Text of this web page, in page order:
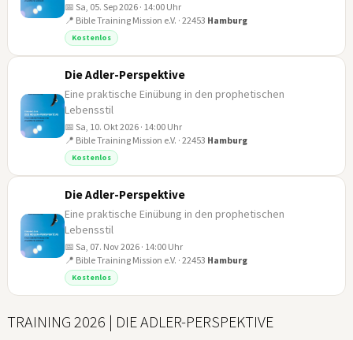
📅 Sa, 05. Sep 2026 · 14:00 Uhr
📍 Bible Training Mission e.V. · 22453 Hamburg
Kostenlos
Die Adler-Perspektive
Eine praktische Einübung in den prophetischen
Lebensstil
📅 Sa, 10. Okt 2026 · 14:00 Uhr
📍 Bible Training Mission e.V. · 22453 Hamburg
Kostenlos
Die Adler-Perspektive
Eine praktische Einübung in den prophetischen
Lebensstil
📅 Sa, 07. Nov 2026 · 14:00 Uhr
📍 Bible Training Mission e.V. · 22453 Hamburg
Kostenlos
TRAINING 2026 | DIE ADLER-PERSPEKTIVE